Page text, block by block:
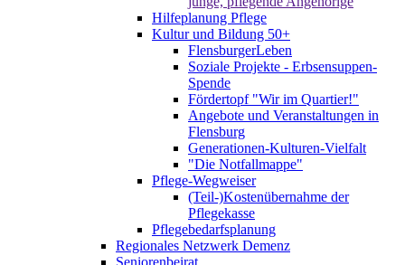
Hilfeplanung Pflege
Kultur und Bildung 50+
FlensburgerLeben
Soziale Projekte - Erbsensuppen-
Spende
Fördertopf "Wir im Quartier!"
Angebote und Veranstaltungen in
Flensburg
Generationen-Kulturen-Vielfalt
"Die Notfallmappe"
Pflege-Wegweiser
(Teil-)Kostenübernahme der
Pflegekasse
Pflegebedarfsplanung
Regionales Netzwerk Demenz
Seniorenbeirat